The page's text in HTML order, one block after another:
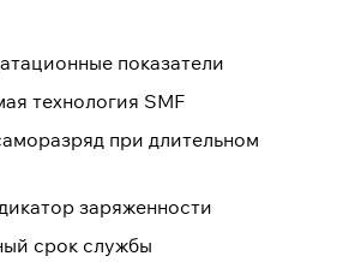
показатели
технология SMF
при длительном
заряженности
срок службы